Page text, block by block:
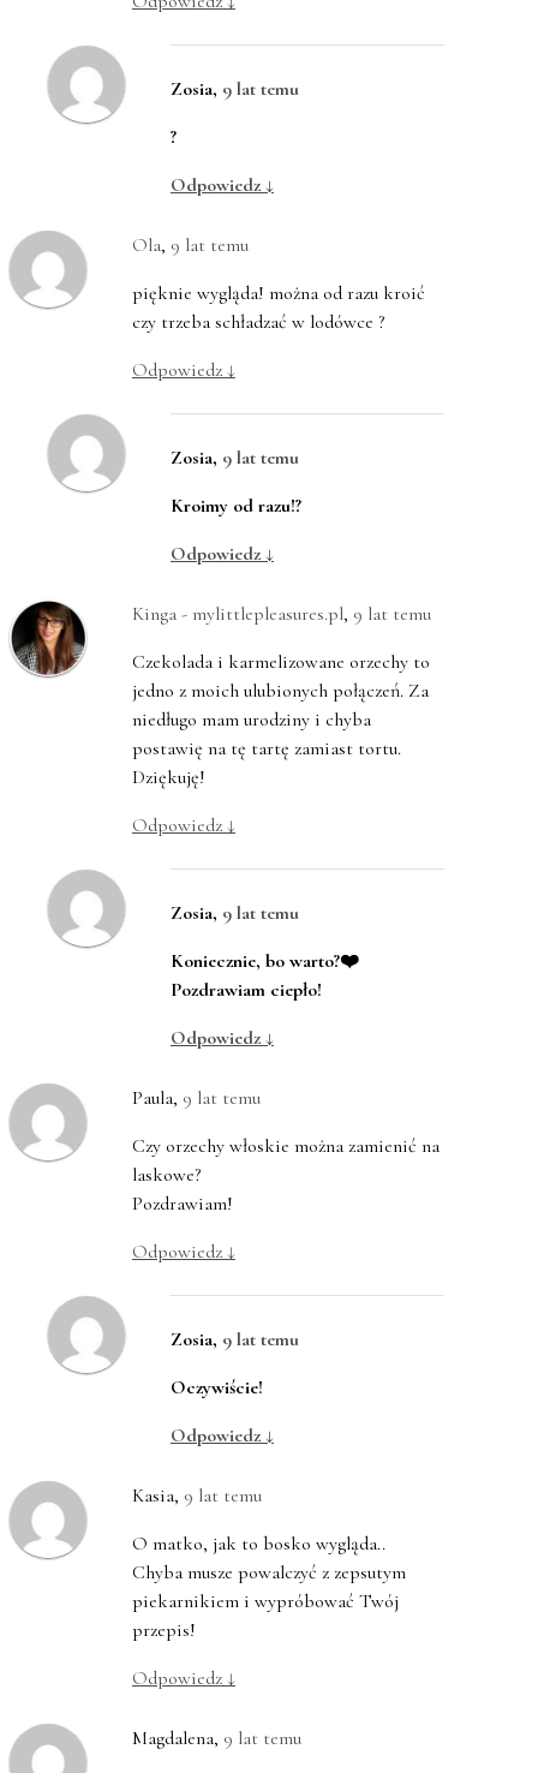
Zosia, 9 lat temu
?
Odpowiedz ↓
Ola, 9 lat temu
pięknie wygląda! można od razu kroić
czy trzeba schładzać w lodówce ?
Odpowiedz ↓
Zosia, 9 lat temu
Kroimy od razu!?
Odpowiedz ↓
Kinga - mylittlepleasures.pl, 9 lat temu
Czekolada i karmelizowane orzechy to
jedno z moich ulubionych połączeń. Za
niedługo mam urodziny i chyba
postawię na tę tartę zamiast tortu.
Dziękuję!
Odpowiedz ↓
Zosia, 9 lat temu
Koniecznie, bo warto?❤️
Pozdrawiam ciepło!
Odpowiedz ↓
Paula, 9 lat temu
Czy orzechy włoskie można zamienić na
laskowe?
Pozdrawiam!
Odpowiedz ↓
Zosia, 9 lat temu
Oczywiście!
Odpowiedz ↓
Kasia, 9 lat temu
O matko, jak to bosko wygląda..
Chyba musze powalczyć z zepsutym
piekarnikiem i wypróbować Twój
przepis!
Odpowiedz ↓
Magdalena, 9 lat temu